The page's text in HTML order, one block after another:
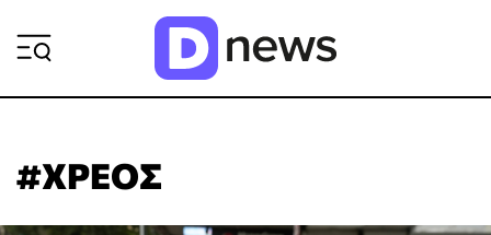
#ΧΡΕΟΣ